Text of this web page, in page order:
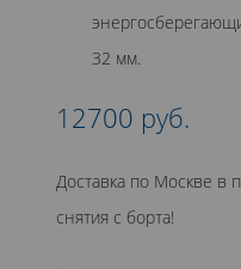
32 мм.
12700 руб.
Доставка по Москве в
снятия с борта!